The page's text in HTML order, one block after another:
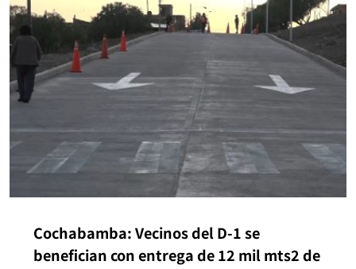
Cochabamba: Vecinos del D-1 se
benefician con entrega de 12 mil mts2 de